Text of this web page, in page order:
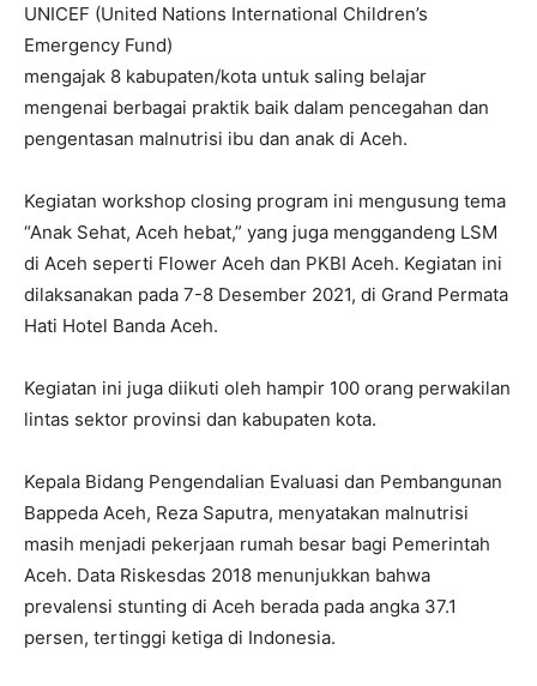
UNICEF (United Nations International Children’s
Emergency Fund)
mengajak 8 kabupaten/kota untuk saling belajar
mengenai berbagai praktik baik dalam pencegahan dan
pengentasan malnutrisi ibu dan anak di Aceh.
Kegiatan workshop closing program ini mengusung tema
“Anak Sehat, Aceh hebat,” yang juga menggandeng LSM
di Aceh seperti Flower Aceh dan PKBI Aceh. Kegiatan ini
dilaksanakan pada 7-8 Desember 2021, di Grand Permata
Hati Hotel Banda Aceh.
Kegiatan ini juga diikuti oleh hampir 100 orang perwakilan
lintas sektor provinsi dan kabupaten kota.
Kepala Bidang Pengendalian Evaluasi dan Pembangunan
Bappeda Aceh, Reza Saputra, menyatakan malnutrisi
masih menjadi pekerjaan rumah besar bagi Pemerintah
Aceh. Data Riskesdas 2018 menunjukkan bahwa
prevalensi stunting di Aceh berada pada angka 37.1
persen, tertinggi ketiga di Indonesia.